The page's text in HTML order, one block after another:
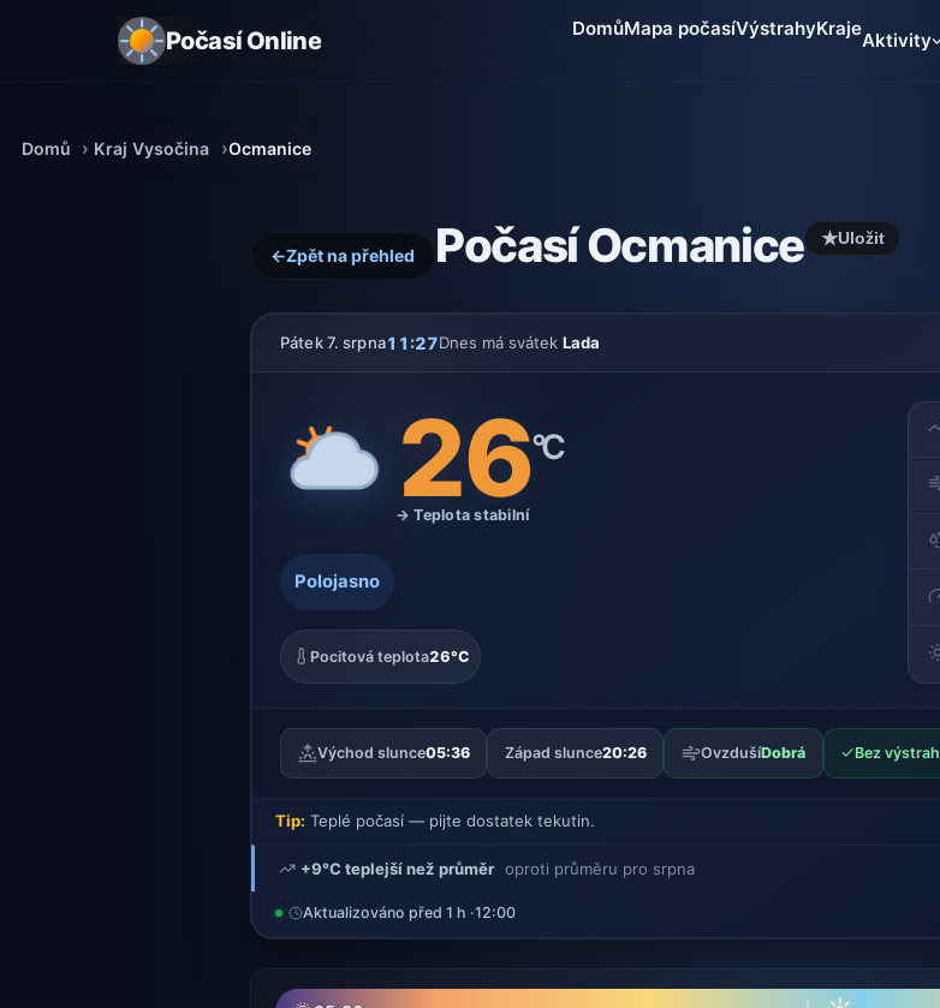
Počasí Online DomůMapa počasíVýstrahyKraje
Aktivity
Domů Kraj Vysočina Ocmanice
←Zpět na přehled Počasí Ocmanice ★Uložit
Pátek 7. srpna11:27Dnes má svátek Lada
26°C
→ Teplota stabilní
Polojasno
Pocitová teplota26°C
Východ slunce05:36 Západ slunce20:26 OvzdušíDobrá ✓Bez výstrah
Tip: Teplé počasí — pijte dostatek tekutin.
+9°C teplejší než průměr oproti průměru pro srpna
Aktualizováno před 1 h ·12:00